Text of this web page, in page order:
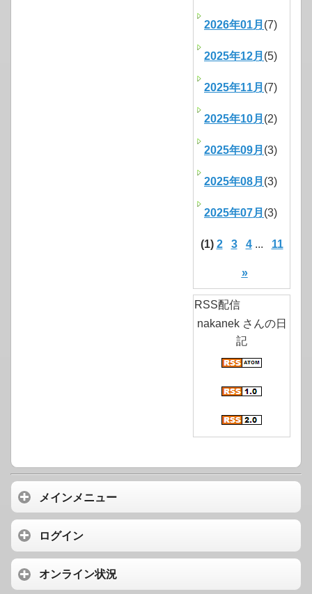
2026年01月 (7)
2025年12月 (5)
2025年11月 (7)
2025年10月 (2)
2025年09月 (3)
2025年08月 (3)
2025年07月 (3)
(1) 2 3 4... 11
»
RSS配信
nakanek さんの日
記
メインメニュー
ログイン
オンライン状況